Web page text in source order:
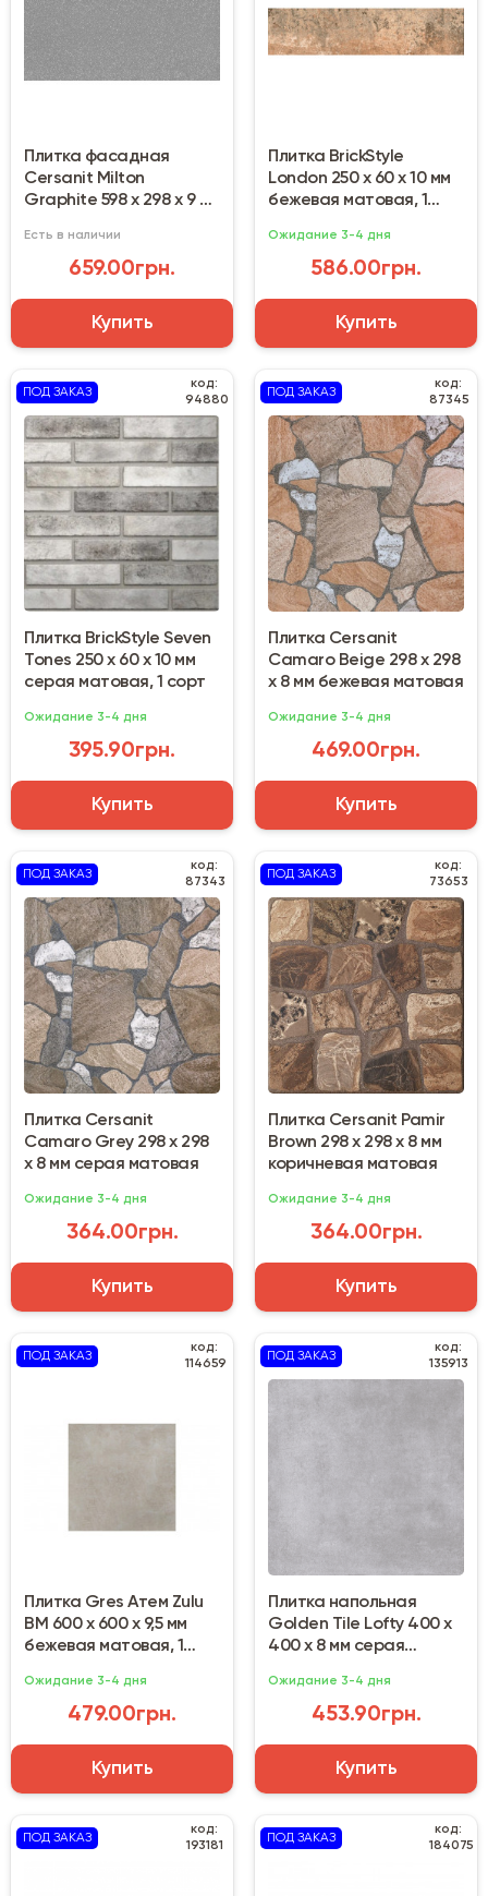
Плитка фасадная
Cersanit Milton
Graphite 598 х 298 х 9 мм
Есть в наличии
659.00грн.
Купить
Плитка BrickStyle
London 250 х 60 х 10 мм
бежевая матовая, 1
Ожидание 3-4 дня
586.00грн.
Купить
ПОД ЗАКАЗ
код:
94880
Плитка BrickStyle Seven
Tones 250 х 60 х 10 мм
серая матовая, 1 сорт
Ожидание 3-4 дня
395.90грн.
Купить
ПОД ЗАКАЗ
код:
87345
Плитка Cersanit
Camaro Beige 298 х 298
х 8 мм бежевая матовая
Ожидание 3-4 дня
469.00грн.
Купить
ПОД ЗАКАЗ
код:
87343
Плитка Cersanit
Camaro Grey 298 х 298
х 8 мм серая матовая
Ожидание 3-4 дня
364.00грн.
Купить
ПОД ЗАКАЗ
код:
73653
Плитка Cersanit Pamir
Brown 298 х 298 х 8 мм
коричневая матовая
Ожидание 3-4 дня
364.00грн.
Купить
ПОД ЗАКАЗ
код:
114659
Плитка Gres Атем Zulu
BМ 600 х 600 х 9,5 мм
бежевая матовая, 1
Ожидание 3-4 дня
479.00грн.
Купить
ПОД ЗАКАЗ
код:
135913
Плитка напольная
Golden Tile Lofty 400 х
400 х 8 мм серая
Ожидание 3-4 дня
453.90грн.
Купить
ПОД ЗАКАЗ
код:
193181
ПОД ЗАКАЗ
код:
184075